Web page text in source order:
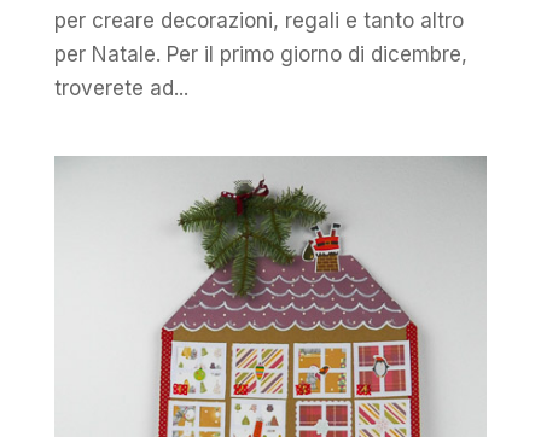
per creare decorazioni, regali e tanto altro
per Natale. Per il primo giorno di dicembre,
troverete ad...